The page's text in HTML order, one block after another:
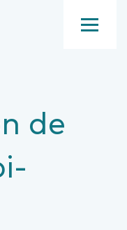
de